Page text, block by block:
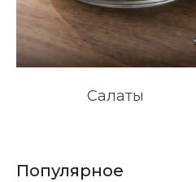
Салаты
Популярное